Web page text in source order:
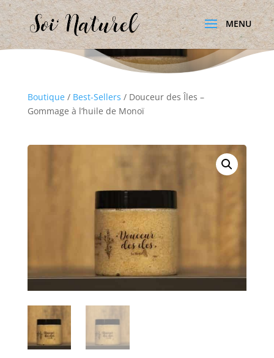
Boutique/ Best-Sellers / Douceur des Îles –
Gommage à l’huile de Monoï